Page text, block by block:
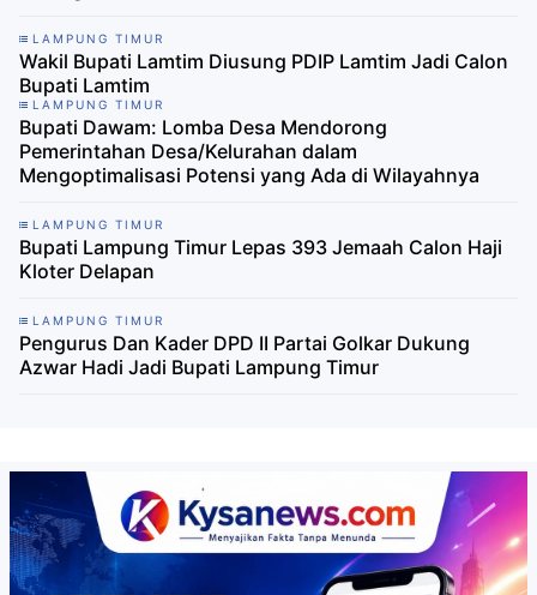
LAMPUNG TIMUR
Wakil Bupati Lamtim Diusung PDIP Lamtim Jadi Calon
Bupati Lamtim
LAMPUNG TIMUR
Bupati Dawam: Lomba Desa Mendorong
Pemerintahan Desa/Kelurahan dalam
Mengoptimalisasi Potensi yang Ada di Wilayahnya
LAMPUNG TIMUR
Bupati Lampung Timur Lepas 393 Jemaah Calon Haji
Kloter Delapan
LAMPUNG TIMUR
Pengurus Dan Kader DPD II Partai Golkar Dukung
Azwar Hadi Jadi Bupati Lampung Timur